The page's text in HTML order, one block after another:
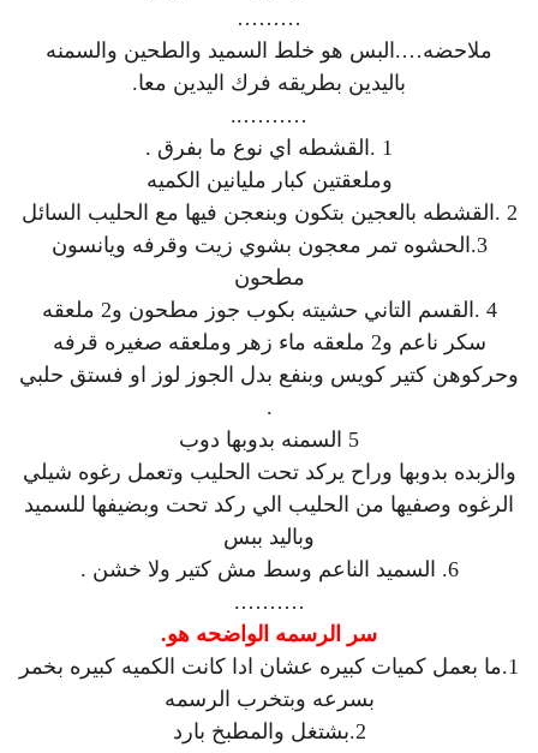
………
ملاحضه….البس هو خلط السميد والطحين والسمنه
باليدين بطريقه فرك اليدين معا.
………..
1 .القشطه اي نوع ما بفرق .
وملعقتين كبار مليانين الكميه
2 .القشطه بالعجين بتكون وبنعجن فيها مع الحليب السائل
3.الحشوه تمر معجون بشوي زيت وقرفه ويانسون
مطحون
4 .القسم التاني حشيته بكوب جوز مطحون و2 ملعقه
سكر ناعم و2 ملعقه ماء زهر وملعقه صغيره قرفه
وحركوهن كتير كويس وبنفع بدل الجوز لوز او فستق حلبي
.
5 السمنه بدوبها دوب
والزبده بدوبها وراح يركد تحت الحليب وتعمل رغوه شيلي
الرغوه وصفيها من الحليب الي ركد تحت وبضيفها للسميد
وباليد ببس
6. السميد الناعم وسط مش كتير ولا خشن .
……….
سر الرسمه الواضحه هو.
1.ما بعمل كميات كبيره عشان ادا كانت الكميه كبيره بخمر
بسرعه وبتخرب الرسمه
2.بشتغل والمطبخ بارد